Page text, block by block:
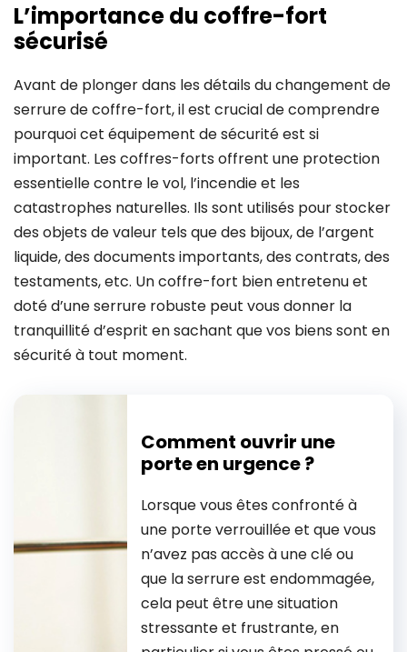
L’importance du coffre-fort
sécurisé
Avant de plonger dans les détails du changement de
serrure de coffre-fort, il est crucial de comprendre
pourquoi cet équipement de sécurité est si
important. Les coffres-forts offrent une protection
essentielle contre le vol, l’incendie et les
catastrophes naturelles. Ils sont utilisés pour stocker
des objets de valeur tels que des bijoux, de l’argent
liquide, des documents importants, des contrats, des
testaments, etc. Un coffre-fort bien entretenu et
doté d’une serrure robuste peut vous donner la
tranquillité d’esprit en sachant que vos biens sont en
sécurité à tout moment.
Comment ouvrir une
porte en urgence ?
Lorsque vous êtes confronté à
une porte verrouillée et que vous
n’avez pas accès à une clé ou
que la serrure est endommagée,
cela peut être une situation
stressante et frustrante, en